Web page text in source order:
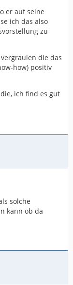
er auf seine
ich das also
zu
die das
how) positiv
ich find es gut
solche
kann ob da